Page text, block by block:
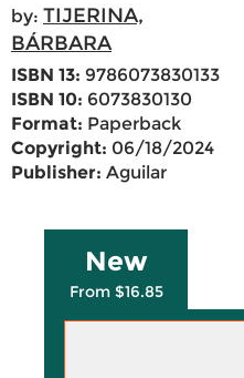
by: TIJERINA,
BÁRBARA
ISBN 13: 9786073830133
ISBN 10: 6073830130
Format: Paperback
Copyright: 06/18/2024
Publisher: Aguilar
New
From $16.85